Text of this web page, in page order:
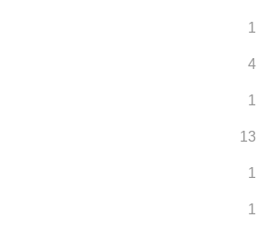
1
4
1
13
1
1